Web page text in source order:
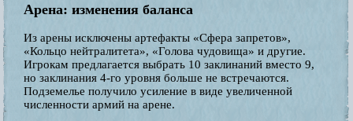
Арена: изменения баланса
Из арены исключены артефакты «Сфера запретов»,
«Кольцо нейтралитета», «Голова чудовища» и другие.
Игрокам предлагается выбрать 10 заклинаний вместо 9,
но заклинания 4-го уровня больше не встречаются.
Подземелье получило усиление в виде увеличенной
численности армий на арене.